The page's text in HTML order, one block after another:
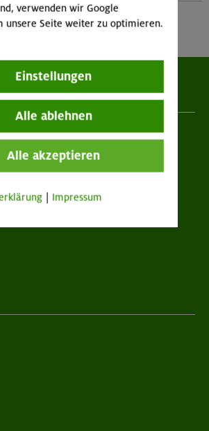
Gewalt
verwenden wir Google
unsere Seite weiter zu optimieren.
Einstellungen
Alle ablehnen
Alle akzeptieren
Impressum